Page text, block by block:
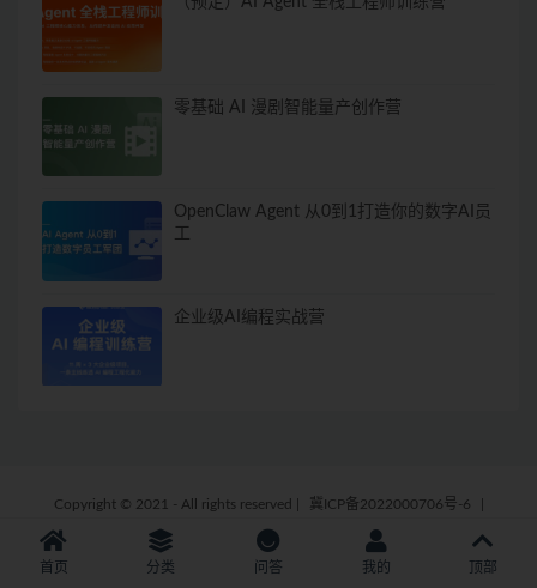
零基础 AI 漫剧智能量产创作营
OpenClaw Agent 从0到1打造你的数字AI员
企业级AI编程实战营
Copyright © 2021 - All rights reserved 冀ICP备2022000706号-6
首页 分类 问答 我的 顶部